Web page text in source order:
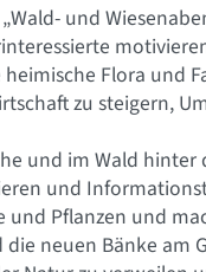
und
Flora und
zu steigern,
und im Wald
und
Pflanzen und
neuen Bänke am